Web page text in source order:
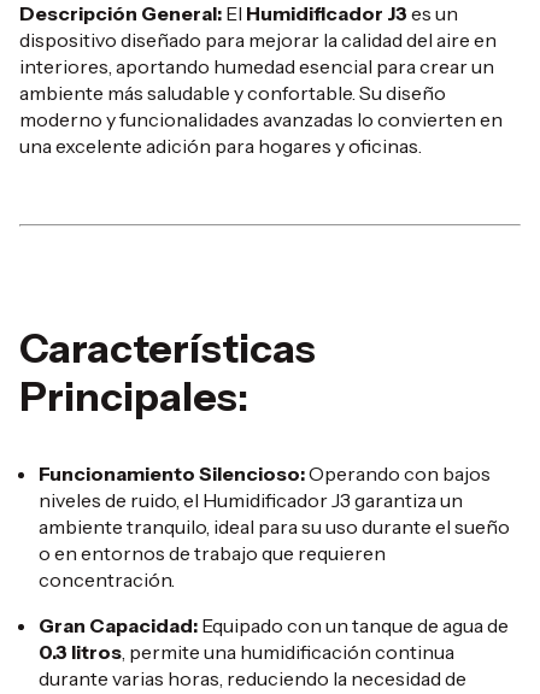
Descripción General: El Humidificador J3 es un
dispositivo diseñado para mejorar la calidad del aire en
interiores, aportando humedad esencial para crear un
ambiente más saludable y confortable. Su diseño
moderno y funcionalidades avanzadas lo convierten en
una excelente adición para hogares y oficinas.
Características
Principales:
Funcionamiento Silencioso:Operando con bajos
niveles de ruido, el Humidificador J3 garantiza un
ambiente tranquilo, ideal para su uso durante el sueño
o en entornos de trabajo que requieren
concentración.
Gran Capacidad: Equipado con un tanque de agua de
0.3 litros, permite una humidificación continua
durante varias horas, reduciendo la necesidad de